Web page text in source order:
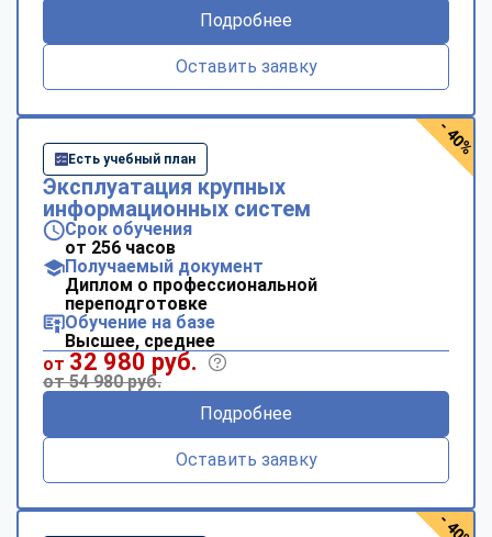
Подробнее
Оставить заявку
Есть учебный план
Эксплуатация крупных
информационных систем
Срок обучения
от 256 часов
Получаемый документ
Диплом о профессиональной
переподготовке
Обучение на базе
Высшее, среднее
от 32 980 руб.
от 54 980 руб.
Подробнее
Оставить заявку
- 40%